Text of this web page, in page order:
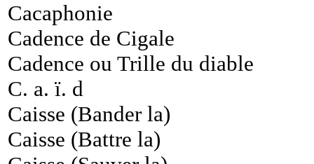
Cacaphonie
Cadence de Cigale
Cadence ou Trille du diable
C. a. ï. d
Caisse (Bander la)
Caisse (Battre la)